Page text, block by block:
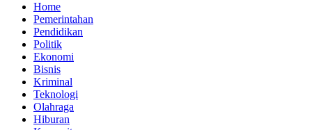
Home
Pemerintahan
Pendidikan
Politik
Ekonomi
Bisnis
Kriminal
Teknologi
Olahraga
Hiburan